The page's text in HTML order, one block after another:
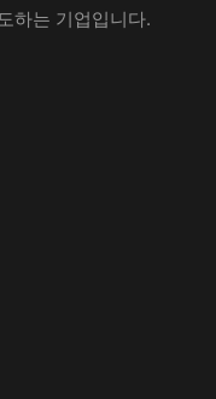
하는 기업입니다.